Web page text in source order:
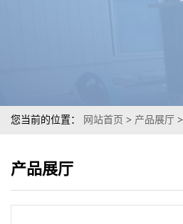
您当前的位置： 网站首页 > 产品展厅 >
产品展厅